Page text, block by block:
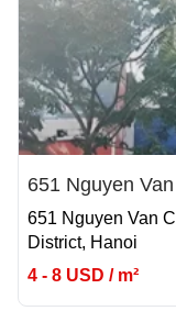
651 Nguyen
651 Nguyen Van
District, Hanoi
4 - 8 USD / m²